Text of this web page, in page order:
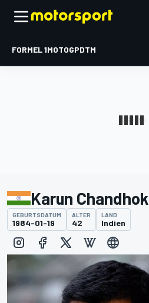
FORMEL 1MOTOGPDTM
Karun Chandhok
GEBURTSDATUM
1984-01-19
ALTER
42
LAND
Indien